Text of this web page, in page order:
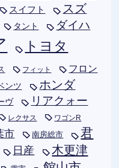
スイフト
スズ
タント
ダイハ
トヨタ
フィット
フロン
ンツ ホンダ
ヴ
リアクォー
レクサス ワゴンR
市 南房総市
君
日産
木更津